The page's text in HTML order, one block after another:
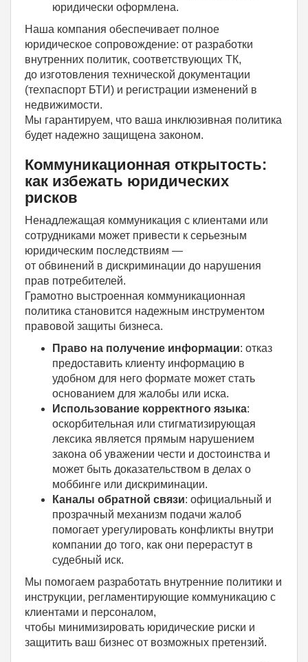
юридически оформлена.
Наша компания обеспечивает полное
юридическое сопровождение: от разработки
внутренних политик, соответствующих ТК,
до изготовления технической документации
(техпаспорт БТИ) и регистрации изменений в
недвижимости.
Мы гарантируем, что ваша инклюзивная политика
будет надежно защищена законом.
Коммуникационная открытость:
как избежать юридических
рисков
Ненадлежащая коммуникация с клиентами или
сотрудниками может привести к серьезным
юридическим последствиям —
от обвинений в дискриминации до нарушения
прав потребителей.
Грамотно выстроенная коммуникационная
политика становится надежным инструментом
правовой защиты бизнеса.
Право на получение информации: отказ
предоставить клиенту информацию в
удобном для него формате может стать
основанием для жалобы или иска.
Использование корректного языка:
оскорбительная или стигматизирующая
лексика является прямым нарушением
закона об уважении чести и достоинства и
может быть доказательством в делах о
моббинге или дискриминации.
Каналы обратной связи: официальный и
прозрачный механизм подачи жалоб
помогает урегулировать конфликты внутри
компании до того, как они перерастут в
судебный иск.
Мы помогаем разработать внутренние политики и
инструкции, регламентирующие коммуникацию с
клиентами и персоналом,
чтобы минимизировать юридические риски и
защитить ваш бизнес от возможных претензий.